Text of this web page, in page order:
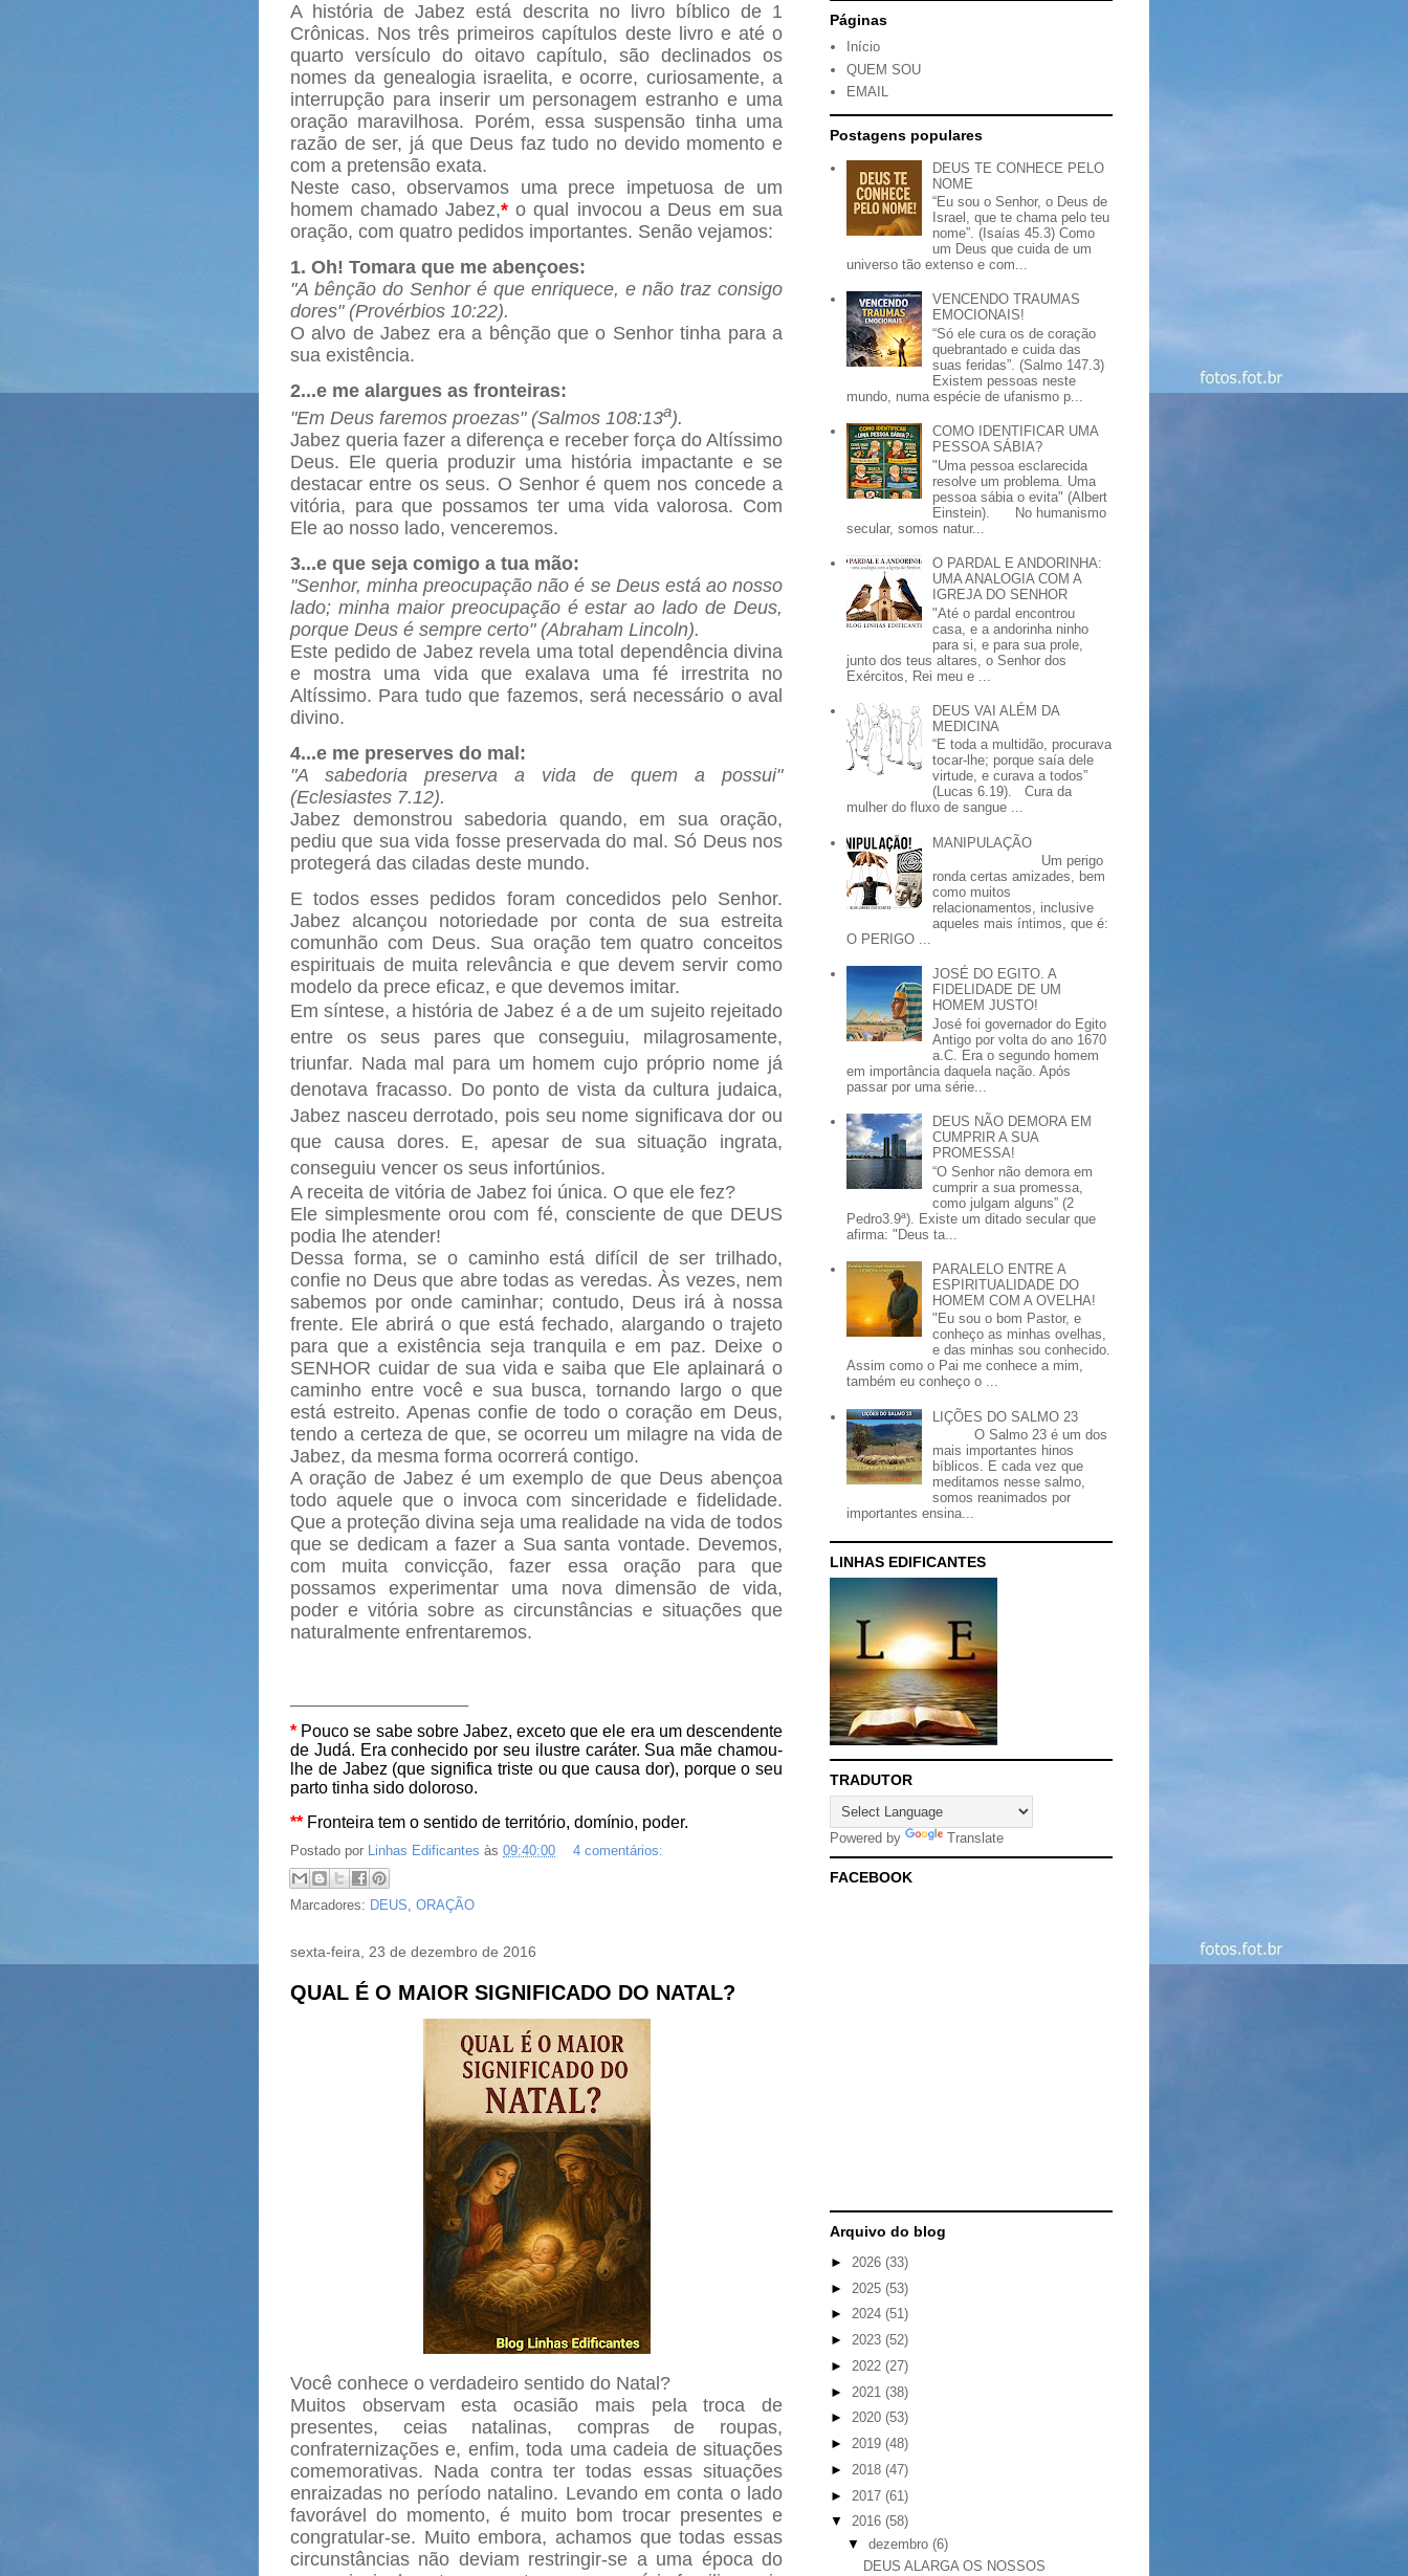
A história de Jabez está descrita no livro bíblico de 1
Crônicas. Nos três primeiros capítulos deste livro e até o
quarto versículo do oitavo capítulo, são declinados os
nomes da genealogia israelita, e ocorre, curiosamente, a
interrupção para inserir um personagem estranho e uma
oração maravilhosa. Porém, essa suspensão tinha uma
razão de ser, já que Deus faz tudo no devido momento e
com a pretensão exata.
Neste caso, observamos uma prece impetuosa de um
homem chamado Jabez,* o qual invocou a Deus em sua
oração, com quatro pedidos importantes. Senão vejamos:
1. Oh! Tomara que me abençoes:
"A bênção do Senhor é que enriquece, e não traz consigo
dores" (Provérbios 10:22).
O alvo de Jabez era a bênção que o Senhor tinha para a
sua existência.
2...e me alargues as fronteiras:
"Em Deus faremos proezas" (Salmos 108:13a).
Jabez queria fazer a diferença e receber força do Altíssimo
Deus. Ele queria produzir uma história impactante e se
destacar entre os seus. O Senhor é quem nos concede a
vitória, para que possamos ter uma vida valorosa. Com
Ele ao nosso lado, venceremos.
3...e que seja comigo a tua mão:
"Senhor, minha preocupação não é se Deus está ao nosso
lado; minha maior preocupação é estar ao lado de Deus,
porque Deus é sempre certo" (Abraham Lincoln).
Este pedido de Jabez revela uma total dependência divina
e mostra uma vida que exalava uma fé irrestrita no
Altíssimo. Para tudo que fazemos, será necessário o aval
divino.
4...e me preserves do mal:
"A sabedoria preserva a vida de quem a possui"
(Eclesiastes 7.12).
Jabez demonstrou sabedoria quando, em sua oração,
pediu que sua vida fosse preservada do mal. Só Deus nos
protegerá das ciladas deste mundo.
E todos esses pedidos foram concedidos pelo Senhor.
Jabez alcançou notoriedade por conta de sua estreita
comunhão com Deus. Sua oração tem quatro conceitos
espirituais de muita relevância e que devem servir como
modelo da prece eficaz, e que devemos imitar.
Em síntese, a história de Jabez é a de um sujeito rejeitado
entre os seus pares que conseguiu, milagrosamente,
triunfar. Nada mal para um homem cujo próprio nome já
denotava fracasso. Do ponto de vista da cultura judaica,
Jabez nasceu derrotado, pois seu nome significava dor ou
que causa dores. E, apesar de sua situação ingrata,
conseguiu vencer os seus infortúnios.
A receita de vitória de Jabez foi única. O que ele fez?
Ele simplesmente orou com fé, consciente de que DEUS
podia lhe atender!
Dessa forma, se o caminho está difícil de ser trilhado,
confie no Deus que abre todas as veredas. Às vezes, nem
sabemos por onde caminhar; contudo, Deus irá à nossa
frente. Ele abrirá o que está fechado, alargando o trajeto
para que a existência seja tranquila e em paz. Deixe o
SENHOR cuidar de sua vida e saiba que Ele aplainará o
caminho entre você e sua busca, tornando largo o que
está estreito. Apenas confie de todo o coração em Deus,
tendo a certeza de que, se ocorreu um milagre na vida de
Jabez, da mesma forma ocorrerá contigo.
A oração de Jabez é um exemplo de que Deus abençoa
todo aquele que o invoca com sinceridade e fidelidade.
Que a proteção divina seja uma realidade na vida de todos
que se dedicam a fazer a Sua santa vontade. Devemos,
com muita convicção, fazer essa oração para que
possamos experimentar uma nova dimensão de vida,
poder e vitória sobre as circunstâncias e situações que
naturalmente enfrentaremos.
* Pouco se sabe sobre Jabez, exceto que ele era um descendente
de Judá. Era conhecido por seu ilustre caráter. Sua mãe chamou-
lhe de Jabez (que significa triste ou que causa dor), porque o seu
parto tinha sido doloroso.
** Fronteira tem o sentido de território, domínio, poder.
Postado por Linhas Edificantes às 09:40:00 4 comentários:
Marcadores: DEUS, ORAÇÃO
sexta-feira, 23 de dezembro de 2016
QUAL É O MAIOR SIGNIFICADO DO NATAL?
Você conhece o verdadeiro sentido do Natal?
Muitos observam esta ocasião mais pela troca de
presentes, ceias natalinas, compras de roupas,
confraternizações e, enfim, toda uma cadeia de situações
comemorativas. Nada contra ter todas essas situações
enraizadas no período natalino. Levando em conta o lado
favorável do momento, é muito bom trocar presentes e
congratular-se. Muito embora, achamos que todas essas
circunstâncias não deviam restringir-se a uma época do
Páginas
Início
QUEM SOU
EMAIL
Postagens populares
DEUS TE CONHECE PELO
NOME
“Eu sou o Senhor, o Deus de
Israel, que te chama pelo teu
nome”. (Isaías 45.3) Como
um Deus que cuida de um
universo tão extenso e com...
VENCENDO TRAUMAS
EMOCIONAIS!
“Só ele cura os de coração
quebrantado e cuida das
suas feridas”. (Salmo 147.3)
Existem pessoas neste
mundo, numa espécie de ufanismo p...
COMO IDENTIFICAR UMA
PESSOA SÁBIA?
"Uma pessoa esclarecida
resolve um problema. Uma
pessoa sábia o evita" (Albert
Einstein). No humanismo
secular, somos natur...
O PARDAL E ANDORINHA:
UMA ANALOGIA COM A
IGREJA DO SENHOR
"Até o pardal encontrou
casa, e a andorinha ninho
para si, e para sua prole,
junto dos teus altares, o Senhor dos
Exércitos, Rei meu e ...
DEUS VAI ALÉM DA
MEDICINA
“E toda a multidão, procurava
tocar-lhe; porque saía dele
virtude, e curava a todos”
(Lucas 6.19). Cura da
mulher do fluxo de sangue ...
MANIPULAÇÃO
Um perigo
ronda certas amizades, bem
como muitos
relacionamentos, inclusive
aqueles mais íntimos, que é:
O PERIGO ...
JOSÉ DO EGITO. A
FIDELIDADE DE UM
HOMEM JUSTO!
José foi governador do Egito
Antigo por volta do ano 1670
a.C. Era o segundo homem
em importância daquela nação. Após
passar por uma série...
DEUS NÃO DEMORA EM
CUMPRIR A SUA
PROMESSA!
“O Senhor não demora em
cumprir a sua promessa,
como julgam alguns” (2
Pedro3.9ª). Existe um ditado secular que
afirma: "Deus ta...
PARALELO ENTRE A
ESPIRITUALIDADE DO
HOMEM COM A OVELHA!
"Eu sou o bom Pastor, e
conheço as minhas ovelhas,
e das minhas sou conhecido.
Assim como o Pai me conhece a mim,
também eu conheço o ...
LIÇÕES DO SALMO 23
O Salmo 23 é um dos
mais importantes hinos
bíblicos. E cada vez que
meditamos nesse salmo,
somos reanimados por
importantes ensina...
LINHAS EDIFICANTES
TRADUTOR
Powered by Translate
FACEBOOK
Arquivo do blog
► 2026 (33)
► 2025 (53)
► 2024 (51)
► 2023 (52)
► 2022 (27)
► 2021 (38)
► 2020 (53)
► 2019 (48)
► 2018 (47)
► 2017 (61)
▼ 2016 (58)
▼ dezembro (6)
DEUS ALARGA OS NOSSOS